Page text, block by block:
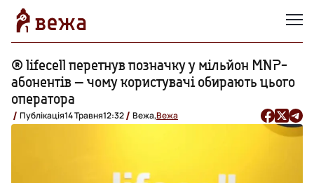
® lifecell перетнув позначку у мільйон MNP-
абонентів — чому користувачі обирають цього
оператора
Публікація14 Травня12:32 Вежа,Вежа